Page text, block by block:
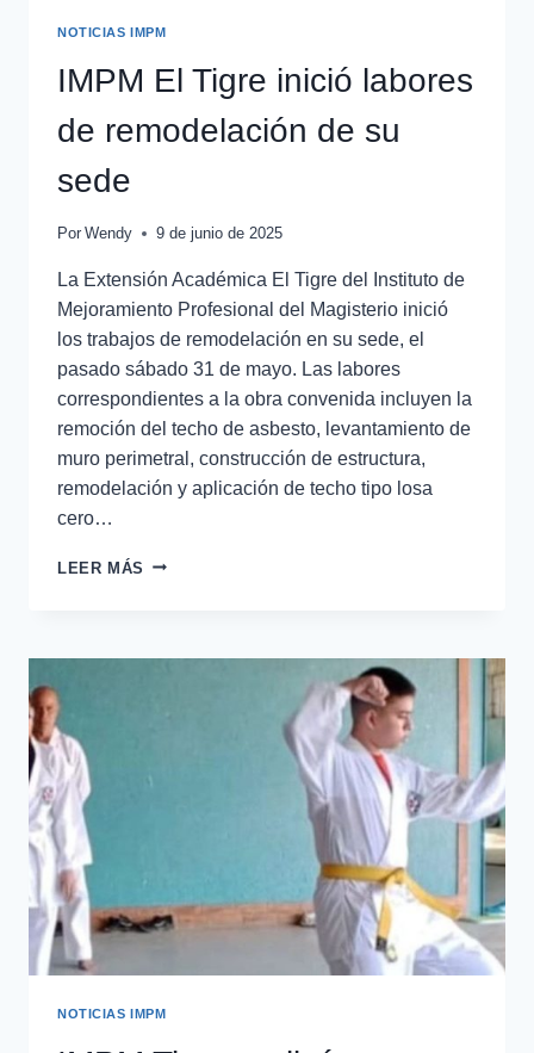
NOTICIAS IMPM
IMPM El Tigre inició labores
de remodelación de su
sede
Por Wendy 9 de junio de 2025
La Extensión Académica El Tigre del Instituto de
Mejoramiento Profesional del Magisterio inició
los trabajos de remodelación en su sede, el
pasado sábado 31 de mayo. Las labores
correspondientes a la obra convenida incluyen la
remoción del techo de asbesto, levantamiento de
muro perimetral, construcción de estructura,
remodelación y aplicación de techo tipo losa
cero…
LEER MÁS
NOTICIAS IMPM